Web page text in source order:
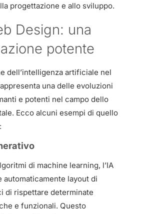
progettazione e allo sviluppo.
Design: una
potente
dell’intelligenza artificiale nel
una delle evoluzioni
e potenti nel campo dello
Ecco alcuni esempi di quello
di machine learning, l’IA
automaticamente layout di
di rispettare determinate
e funzionali. Questo